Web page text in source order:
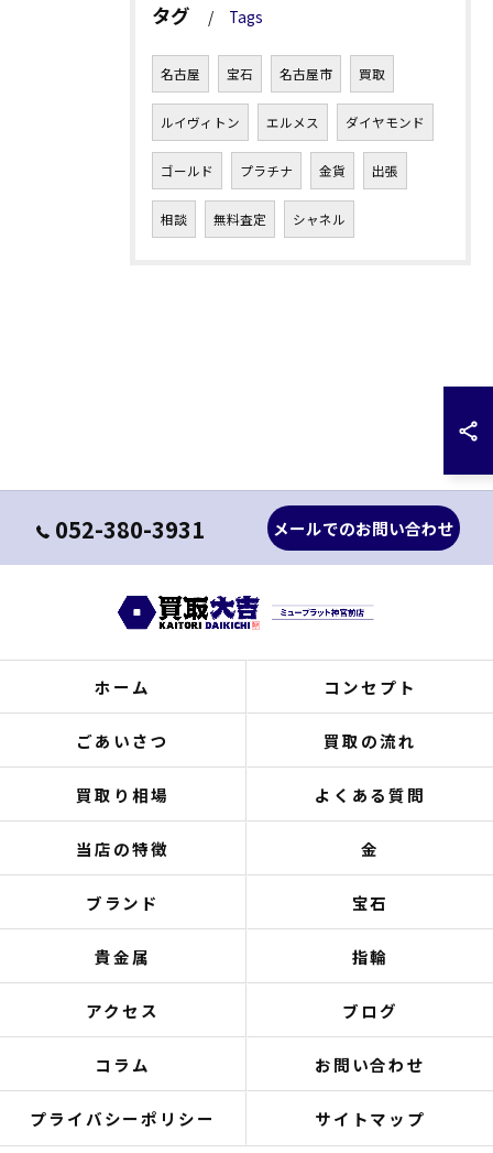
タグ Tags
名古屋 宝石 名古屋市 買取
ルイヴィトン エルメス ダイヤモンド
ゴールド プラチナ 金貨 出張
相談 無料査定 シャネル
052-380-3931 メールでのお問い合わせ
ホーム コンセプト
ごあいさつ 買取の流れ
買取り相場 よくある質問
当店の特徴 金
ブランド 宝石
貴金属 指輪
アクセス ブログ
コラム お問い合わせ
プライバシーポリシー サイトマップ